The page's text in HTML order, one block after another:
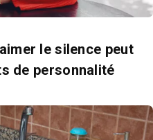
le silence peut
de personnalité